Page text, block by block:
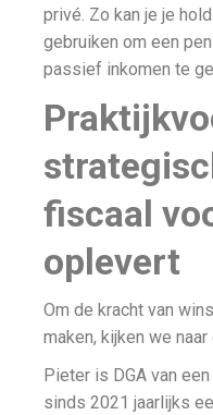
privé. Zo kan je je
gebruiken om een
passief inkomen te
fiscaal
oplevert
Om de kracht van
maken, kijken we
Pieter is DGA van
sinds 2021 jaarlijks